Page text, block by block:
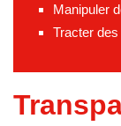
Manipuler
Tracter